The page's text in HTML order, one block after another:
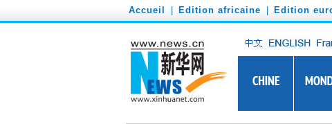
Accueil Edition africaine Edition